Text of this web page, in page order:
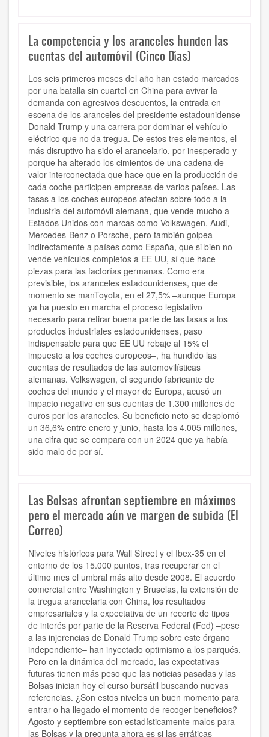
La competencia y los aranceles hunden las
cuentas del automóvil (Cinco Días)
Los seis primeros meses del año han estado marcados
por una batalla sin cuartel en China para avivar la
demanda con agresivos descuentos, la entrada en
escena de los aranceles del presidente estadounidense
Donald Trump y una carrera por dominar el vehículo
eléctrico que no da tregua. De estos tres elementos, el
más disruptivo ha sido el arancelario, por inesperado y
porque ha alterado los cimientos de una cadena de
valor interconectada que hace que en la producción de
cada coche participen empresas de varios países. Las
tasas a los coches europeos afectan sobre todo a la
industria del automóvil alemana, que vende mucho a
Estados Unidos con marcas como Volkswagen, Audi,
Mercedes-Benz o Porsche, pero también golpea
indirectamente a países como España, que si bien no
vende vehículos completos a EE UU, sí que hace
piezas para las factorías germanas. Como era
previsible, los aranceles estadounidenses, que de
momento se manToyota, en el 27,5% –aunque Europa
ya ha puesto en marcha el proceso legislativo
necesario para retirar buena parte de las tasas a los
productos industriales estadounidenses, paso
indispensable para que EE UU rebaje al 15% el
impuesto a los coches europeos–, ha hundido las
cuentas de resultados de las automovilísticas
alemanas. Volkswagen, el segundo fabricante de
coches del mundo y el mayor de Europa, acusó un
impacto negativo en sus cuentas de 1.300 millones de
euros por los aranceles. Su beneficio neto se desplomó
un 36,6% entre enero y junio, hasta los 4.005 millones,
una cifra que se compara con un 2024 que ya había
sido malo de por sí.
Las Bolsas afrontan septiembre en máximos
pero el mercado aún ve margen de subida (El
Correo)
Niveles históricos para Wall Street y el Ibex-35 en el
entorno de los 15.000 puntos, tras recuperar en el
último mes el umbral más alto desde 2008. El acuerdo
comercial entre Washington y Bruselas, la extensión de
la tregua arancelaria con China, los resultados
empresariales y la expectativa de un recorte de tipos
de interés por parte de la Reserva Federal (Fed) –pese
a las injerencias de Donald Trump sobre este órgano
independiente– han inyectado optimismo a los parqués.
Pero en la dinámica del mercado, las expectativas
futuras tienen más peso que las noticias pasadas y las
Bolsas inician hoy el curso bursátil buscando nuevas
referencias. ¿Son estos niveles un buen momento para
entrar o ha llegado el momento de recoger beneficios?
Agosto y septiembre son estadísticamente malos para
las Bolsas y la pregunta ahora es si las erráticas